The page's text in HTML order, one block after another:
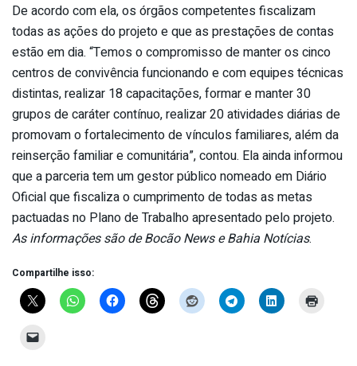
De acordo com ela, os órgãos competentes fiscalizam
todas as ações do projeto e que as prestações de contas
estão em dia. “Temos o compromisso de manter os cinco
centros de convivência funcionando e com equipes técnicas
distintas, realizar 18 capacitações, formar e manter 30
grupos de caráter contínuo, realizar 20 atividades diárias de
promovam o fortalecimento de vínculos familiares, além da
reinserção familiar e comunitária”, contou. Ela ainda informou
que a parceria tem um gestor público nomeado em Diário
Oficial que fiscaliza o cumprimento de todas as metas
pactuadas no Plano de Trabalho apresentado pelo projeto.
As informações são de Bocão News e Bahia Notícias.
Compartilhe isso: